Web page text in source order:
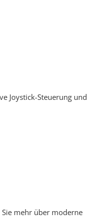
Joystick-Steuerung und
Sie mehr über moderne